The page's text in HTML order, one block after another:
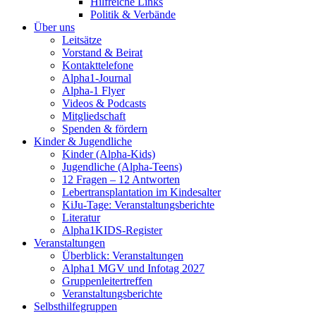
Politik & Verbände
Über uns
Leitsätze
Vorstand & Beirat
Kontakttelefone
Alpha1-Journal
Alpha-1 Flyer
Videos & Podcasts
Mitgliedschaft
Spenden & fördern
Kinder & Jugendliche
Kinder (Alpha-Kids)
Jugendliche (Alpha-Teens)
12 Fragen – 12 Antworten
Lebertransplantation im Kindesalter
KiJu-Tage: Veranstaltungsberichte
Literatur
Alpha1KIDS-Register
Veranstaltungen
Überblick: Veranstaltungen
Alpha1 MGV und Infotag 2027
Gruppenleitertreffen
Veranstaltungsberichte
Selbsthilfegruppen